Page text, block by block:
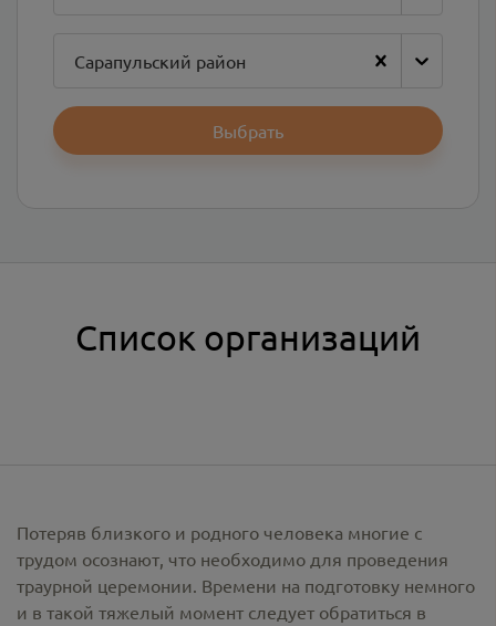
Сарапульский район
Выбрать
Список организаций
Потеряв близкого и родного человека многие с
трудом осознают, что необходимо для проведения
траурной церемонии. Времени на подготовку немного
и в такой тяжелый момент следует обратиться в